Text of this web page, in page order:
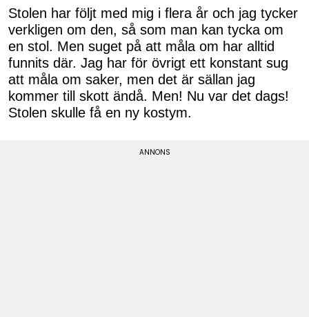
Stolen har följt med mig i flera år och jag tycker
verkligen om den, så som man kan tycka om
en stol. Men suget på att måla om har alltid
funnits där. Jag har för övrigt ett konstant sug
att måla om saker, men det är sällan jag
kommer till skott ändå. Men! Nu var det dags!
Stolen skulle få en ny kostym.